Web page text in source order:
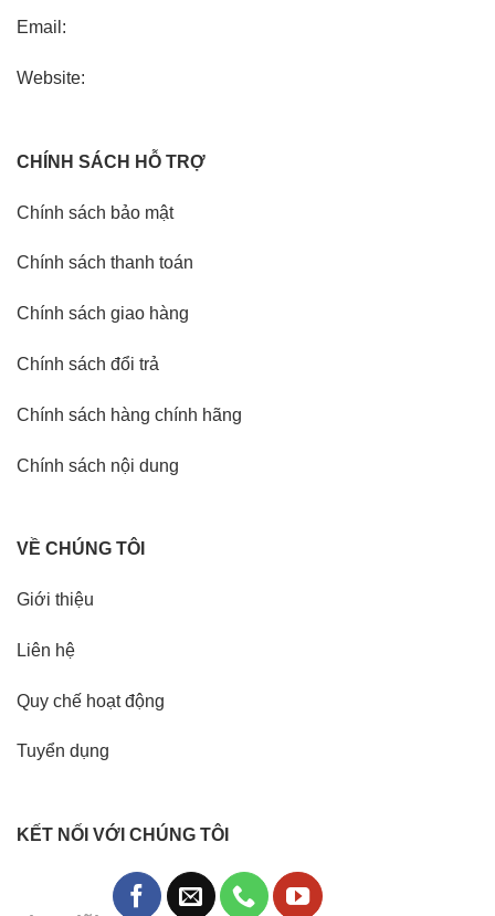
Email:
Website:
CHÍNH SÁCH HỖ TRỢ
Chính sách bảo mật
Chính sách thanh toán
Chính sách giao hàng
Chính sách đổi trả
Chính sách hàng chính hãng
Chính sách nội dung
VỀ CHÚNG TÔI
Giới thiệu
Liên hệ
Quy chế hoạt động
Tuyển dụng
KẾT NỐI VỚI CHÚNG TÔI